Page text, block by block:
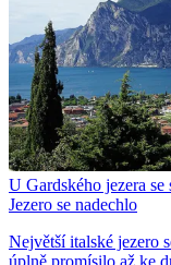
U Gardského jezera
Jezero se nadechlo
Největší italské jezero
úplně promísilo až ke